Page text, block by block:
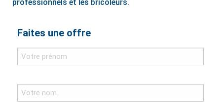
professionnels et les bricoleurs.
Faites une offre